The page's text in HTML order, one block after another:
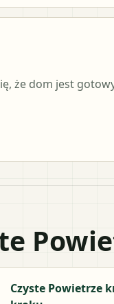
że dom jest
Czyste Powietrze